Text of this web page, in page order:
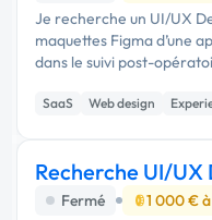
Je recherche un UI/UX
maquettes Figma d’une
dans le suivi post-
comportera deux
avec …
SaaS Web design
Recherche UI/UX
Fermé
1 000 €